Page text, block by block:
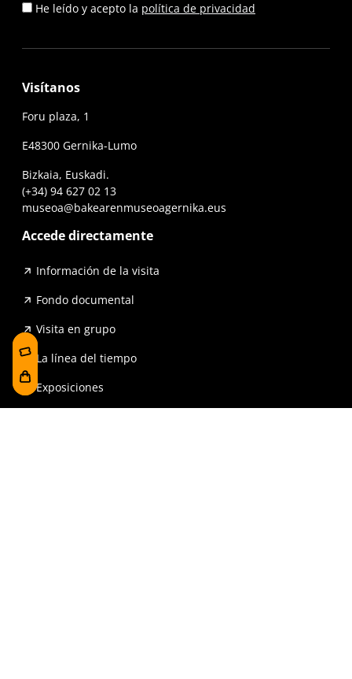
He leído y acepto la política de privacidad
Visítanos
Foru plaza, 1
E48300 Gernika-Lumo
Bizkaia, Euskadi.
(+34) 94 627 02 13
museoa@bakearenmuseoagernika.eus
Accede directamente
Información de la visita
Fondo documental
Visita en grupo
La línea del tiempo
Exposiciones